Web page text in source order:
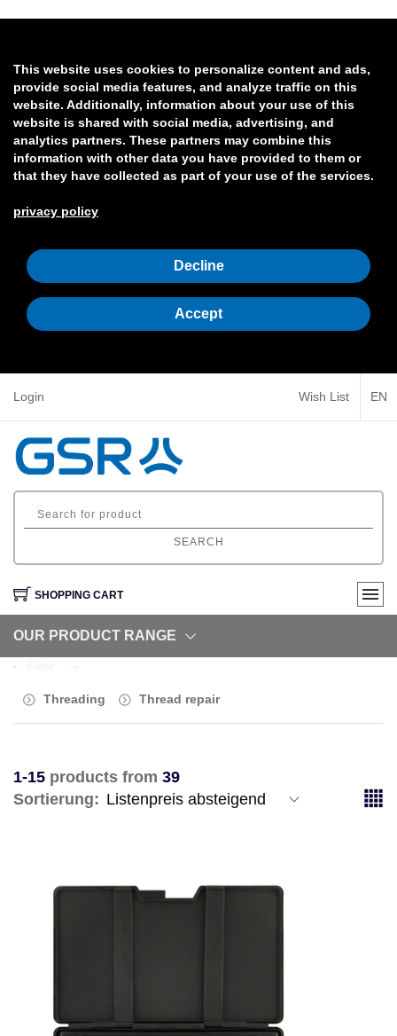
This website uses cookies to personalize content and ads,
provide social media features, and analyze traffic on this
website. Additionally, information about your use of this
website is shared with social media, advertising, and
analytics partners. These partners may combine this
information with other data you have provided to them or
that they have collected as part of your use of the services.
privacy policy
Decline
Accept
Login Wish List EN
SEARCH
SHOPPING CART
OUR PRODUCT RANGE
Threading Thread repair
1-15 products from 39
Sortierung: